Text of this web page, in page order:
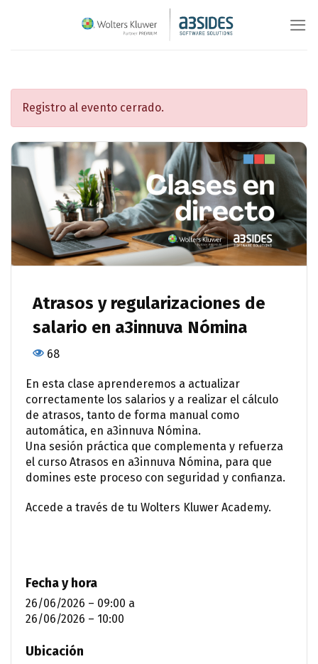
Registro al evento cerrado.
Atrasos y regularizaciones de
salario en a3innuva Nómina
68
En esta clase aprenderemos a actualizar
correctamente los salarios y a realizar el cálculo
de atrasos, tanto de forma manual como
automática, en a3innuva Nómina.
Una sesión práctica que complementa y refuerza
el curso Atrasos en a3innuva Nómina, para que
domines este proceso con seguridad y confianza.
Accede a través de tu Wolters Kluwer Academy.
Fecha y hora
26/06/2026 – 09:00 a
26/06/2026 – 10:00
Ubicación